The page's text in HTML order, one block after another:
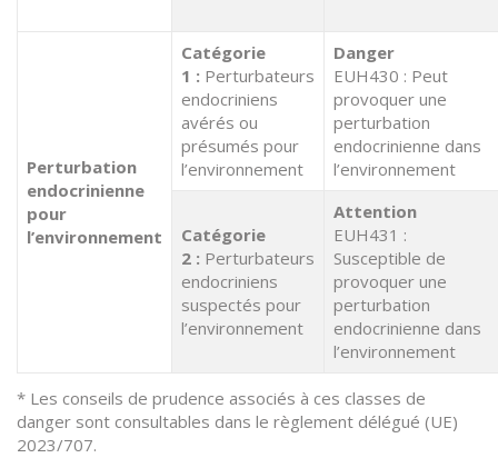
Perturbation
endocrinienne
pour
l’environnement
Catégorie
1 : Perturbateurs
endocriniens
avérés ou
présumés pour
l’environnement
Danger
EUH430 : Peut
provoquer une
perturbation
endocrinienne dans
l’environnement
Catégorie
2 : Perturbateurs
endocriniens
suspectés pour
l’environnement
Attention
EUH431 :
Susceptible de
provoquer une
perturbation
endocrinienne dans
l’environnement
* Les conseils de prudence associés à ces classes de
danger sont consultables dans le règlement délégué (UE)
2023/707.